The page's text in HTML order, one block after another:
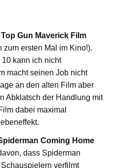
Top Gun Maverick Film
ersten Mal im Kino!).
10 kann ich nicht
macht seinen Job nicht
an den alten Film aber
Abklatsch der Handlung mit
dabei maximal
Coming Home
dass Spiderman
verfilmt